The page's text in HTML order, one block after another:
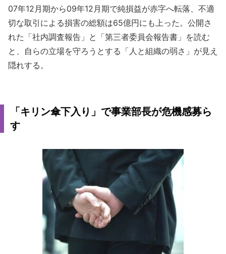
07年12月期から09年12月期で純損益が赤字へ転落、不適
切な取引による損害の総額は65億円にも上った。公開さ
れた「社内調査報告」と「第三者委員会報告書」を読む
と、自らの立場を守ろうとする「人と組織の弱さ」が見え
隠れする。
「キリン傘下入り」で事業部長が危機感募ら
す